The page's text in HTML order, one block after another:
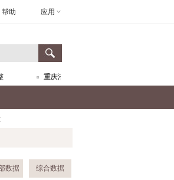
帮助 应用
重庆涪陵:以项目带动农民增收
数据 综合数据